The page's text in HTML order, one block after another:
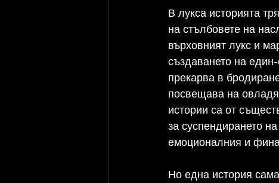
В лукса историята
на стълбовете на
върховният лукс и
създаването на
прекарва в
посвещава на
истории са от
за суспендирането
емоционалния и
Но една история